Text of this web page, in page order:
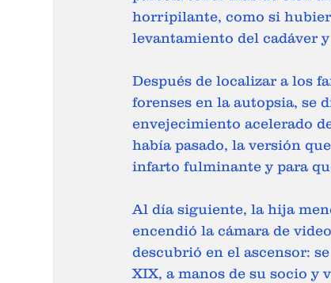
horripilante, como si
levantamiento del cadáver
Después de localizar a los
forenses en la autopsia, se
envejecimiento acelerado
había pasado, la versión
infarto fulminante y para
Al día siguiente, la hija
encendió la cámara de
descubrió en el ascensor:
XIX, a manos de su socio y